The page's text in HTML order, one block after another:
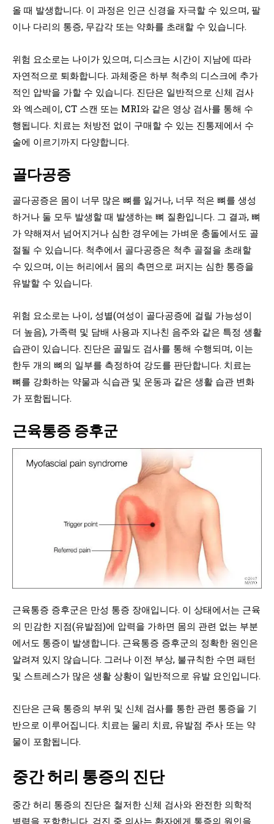
올 때 발생합니다. 이 과정은 인근 신경을 자극할 수 있으며, 팔
이나 다리의 통증, 무감각 또는 약화를 초래할 수 있습니다.
위험 요소로는 나이가 있으며, 디스크는 시간이 지남에 따라
자연적으로 퇴화합니다. 과체중은 하부 척추의 디스크에 추가
적인 압박을 가할 수 있습니다. 진단은 일반적으로 신체 검사
와 엑스레이, CT 스캔 또는 MRI와 같은 영상 검사를 통해 수
행됩니다. 치료는 처방전 없이 구매할 수 있는 진통제에서 수
술에 이르기까지 다양합니다.
골다공증
골다공증은 몸이 너무 많은 뼈를 잃거나, 너무 적은 뼈를 생성
하거나 둘 모두 발생할 때 발생하는 뼈 질환입니다. 그 결과, 뼈
가 약해져서 넘어지거나 심한 경우에는 가벼운 충돌에서도 골
절될 수 있습니다. 척추에서 골다공증은 척추 골절을 초래할
수 있으며, 이는 허리에서 몸의 측면으로 퍼지는 심한 통증을
유발할 수 있습니다.
위험 요소로는 나이, 성별(여성이 골다공증에 걸릴 가능성이
더 높음), 가족력 및 담배 사용과 지나친 음주와 같은 특정 생활
습관이 있습니다. 진단은 골밀도 검사를 통해 수행되며, 이는
한두 개의 뼈의 일부를 측정하여 강도를 판단합니다. 치료는
뼈를 강화하는 약물과 식습관 및 운동과 같은 생활 습관 변화
가 포함됩니다.
근육통증 증후군
근육통증 증후군은 만성 통증 장애입니다. 이 상태에서는 근육
의 민감한 지점(유발점)에 압력을 가하면 몸의 관련 없는 부분
에서도 통증이 발생합니다. 근육통증 증후군의 정확한 원인은
알려져 있지 않습니다. 그러나 이전 부상, 불규칙한 수면 패턴
및 스트레스가 많은 생활 상황이 일반적으로 유발 요인입니다.
진단은 근육 통증의 부위 및 신체 검사를 통한 관련 통증을 기
반으로 이루어집니다. 치료는 물리 치료, 유발점 주사 또는 약
물이 포함됩니다.
중간 허리 통증의 진단
중간 허리 통증의 진단은 철저한 신체 검사와 완전한 의학적
병력을 포함합니다. 검진 중 의사는 환자에게 통증의 원인을